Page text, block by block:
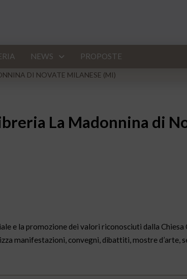
NEWS PROPOSTE
DI NOVATE MILANESE (MI)
La Madonnina di
e la promozione dei valori riconosciuti dalla
manifestazioni, convegni, dibattiti, mostre